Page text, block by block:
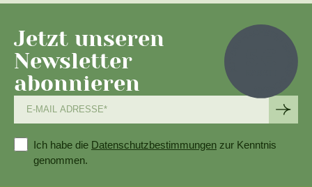
Jetzt unseren
Newsletter
abonnieren
Ich habe die Datenschutzbestimmungen zur Kenntnis
genommen.